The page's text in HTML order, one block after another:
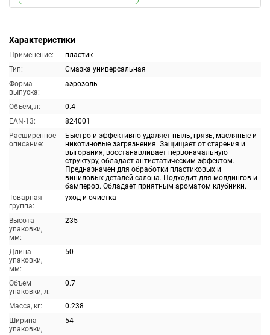
Характеристики
Применение:
пластик
Тип:
Смазка универсальная
Форма
выпуска:
аэрозоль
Объём, л:
0.4
EAN-13:
824001
Расширенное
описание:
Быстро и эффективно удаляет пыль, грязь, масляные и
никотиновые загрязнения. Защищает от старения и
выгорания, восстанавливает первоначальную
структуру, обладает антистатическим эффектом.
Предназначен для обработки пластиковых и
виниловых деталей салона. Подходит для молдингов и
бамперов. Обладает приятным ароматом клубники.
Товарная
группа:
уход и очистка
Высота
упаковки,
мм:
235
Длина
упаковки,
мм:
50
Объем
упаковки, л:
0.7
Масса, кг:
0.238
Ширина
упаковки,
54